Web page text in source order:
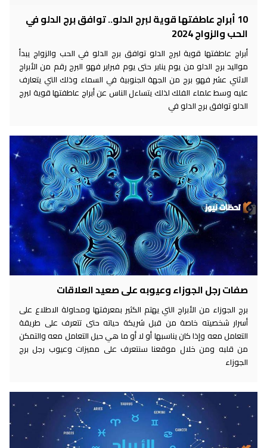
10 أبراج عاطفتها قوية لبرج الدلو.. توافق برج الدلو في
الحب والزواج 2024
أبراج عاطفتها قوية لبرج الدلو توافق برج الدلو في الحب والزواج يبدأ
مواليد برج الدلو من يوم يناير حتى يوم فبراير فهو البرج رقم من الأبراج
الاثني عشر فهو برج من الجهة الجنوبية في السماء وذلك التي يتعارف
عليه وسط علماء الفلك لذلك يتساءل الناس عن أبراج عاطفتها قوية لبرج
الدلو توافق برج الدلو في
صفات رجل الجوزاء وعيوبه على صعيد العلاقات
برج الجوزاء من الأبراج التي يهتم الكثير بمعرفتها ومحاولة الاطلاع على
أسرار شخصيته خاصة من قبل شريكة حياته حتى تتعرف على طريقة
التعامل معه وإذا كان يناسبها أو لا أو ما هي حيل التعامل معه والتمكن
من قلبه ومن خلال موقعنا سنتعرف على مميزات وعيوب رجل برج
الجوزاء